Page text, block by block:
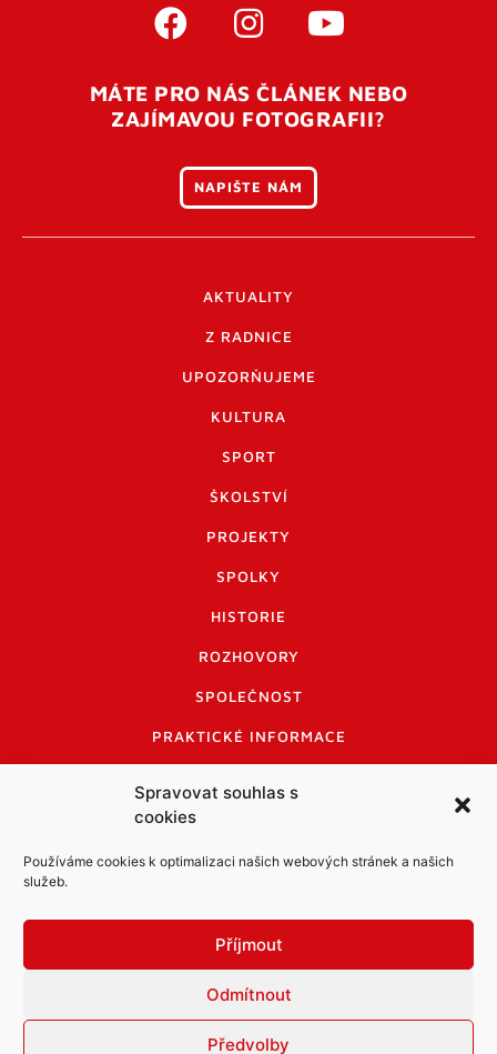
Spravovat souhlas s
cookies
Používáme cookies k optimalizaci našich webových stránek a našich
služeb.
Příjmout
Odmítnout
Předvolby
MÁTE PRO NÁS ČLÁNEK NEBO
ZAJÍMAVOU FOTOGRAFII?
NAPIŠTE NÁM
AKTUALITY
Z RADNICE
UPOZORŇUJEME
KULTURA
SPORT
ŠKOLSTVÍ
PROJEKTY
SPOLKY
HISTORIE
ROZHOVORY
SPOLEČNOST
PRAKTICKÉ INFORMACE
INFORMACE A KODEX DISKUTUJÍCÍCH
LOGO A LOGO MANUÁL
Informace o zpracování osobních údajů